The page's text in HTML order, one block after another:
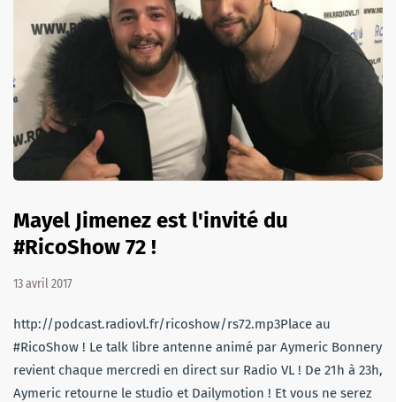
Mayel Jimenez est l'invité du
#RicoShow 72 !
13 avril 2017
http://podcast.radiovl.fr/ricoshow/rs72.mp3Place au
#RicoShow ! Le talk libre antenne animé par Aymeric Bonnery
revient chaque mercredi en direct sur Radio VL ! De 21h à 23h,
Aymeric retourne le studio et Dailymotion ! Et vous ne serez